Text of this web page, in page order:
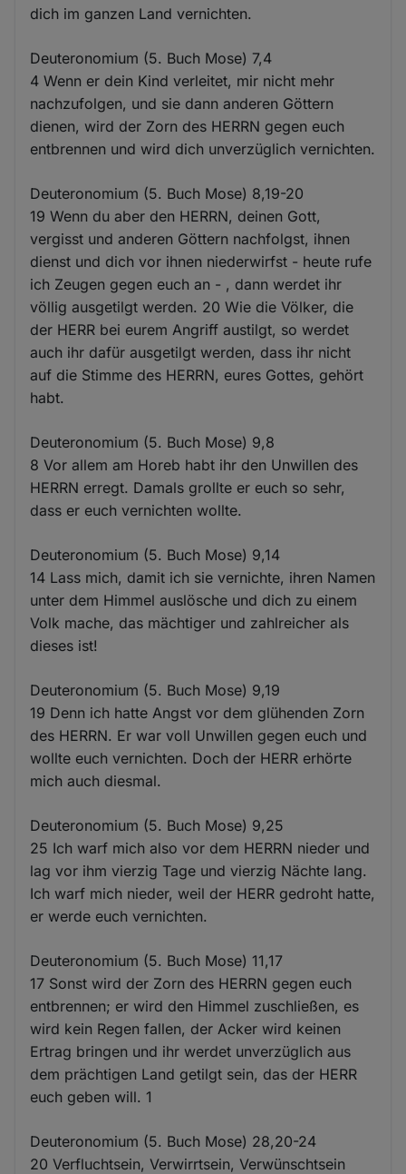
dich im ganzen Land vernichten.
Deuteronomium (5. Buch Mose) 7,4
4 Wenn er dein Kind verleitet, mir nicht mehr
nachzufolgen, und sie dann anderen Göttern
dienen, wird der Zorn des HERRN gegen euch
entbrennen und wird dich unverzüglich vernichten.
Deuteronomium (5. Buch Mose) 8,19-20
19 Wenn du aber den HERRN, deinen Gott,
vergisst und anderen Göttern nachfolgst, ihnen
dienst und dich vor ihnen niederwirfst - heute rufe
ich Zeugen gegen euch an - , dann werdet ihr
völlig ausgetilgt werden. 20 Wie die Völker, die
der HERR bei eurem Angriff austilgt, so werdet
auch ihr dafür ausgetilgt werden, dass ihr nicht
auf die Stimme des HERRN, eures Gottes, gehört
habt.
Deuteronomium (5. Buch Mose) 9,8
8 Vor allem am Horeb habt ihr den Unwillen des
HERRN erregt. Damals grollte er euch so sehr,
dass er euch vernichten wollte.
Deuteronomium (5. Buch Mose) 9,14
14 Lass mich, damit ich sie vernichte, ihren Namen
unter dem Himmel auslösche und dich zu einem
Volk mache, das mächtiger und zahlreicher als
dieses ist!
Deuteronomium (5. Buch Mose) 9,19
19 Denn ich hatte Angst vor dem glühenden Zorn
des HERRN. Er war voll Unwillen gegen euch und
wollte euch vernichten. Doch der HERR erhörte
mich auch diesmal.
Deuteronomium (5. Buch Mose) 9,25
25 Ich warf mich also vor dem HERRN nieder und
lag vor ihm vierzig Tage und vierzig Nächte lang.
Ich warf mich nieder, weil der HERR gedroht hatte,
er werde euch vernichten.
Deuteronomium (5. Buch Mose) 11,17
17 Sonst wird der Zorn des HERRN gegen euch
entbrennen; er wird den Himmel zuschließen, es
wird kein Regen fallen, der Acker wird keinen
Ertrag bringen und ihr werdet unverzüglich aus
dem prächtigen Land getilgt sein, das der HERR
euch geben will. 1
Deuteronomium (5. Buch Mose) 28,20-24
20 Verfluchtsein, Verwirrtsein, Verwünschtsein